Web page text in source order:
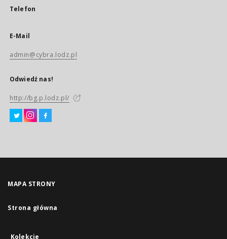
Telefon
E-Mail
admin@cybra.lodz.pl
Odwiedź nas!
http://bg.p.lodz.pl/
MAPA STRONY
Strona główna
Kolekcje